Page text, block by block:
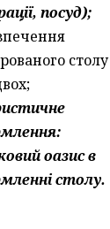
посуд);
столу
оазис в
столу.